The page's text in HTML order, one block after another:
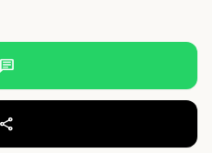
chat
share